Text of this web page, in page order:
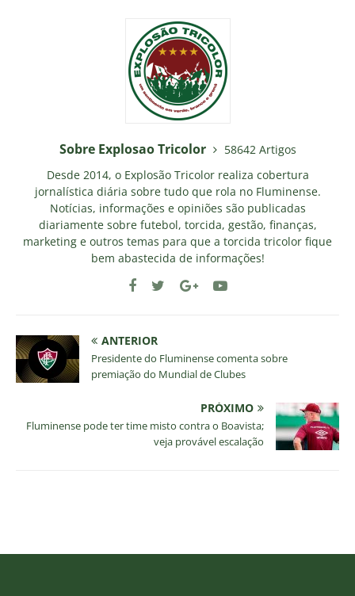
Sobre Explosao Tricolor
58642 Artigos
Desde 2014, o Explosão Tricolor realiza cobertura
jornalística diária sobre tudo que rola no Fluminense.
Notícias, informações e opiniões são publicadas
diariamente sobre futebol, torcida, gestão, finanças,
marketing e outros temas para que a torcida tricolor fique
bem abastecida de informações!
ANTERIOR
Presidente do Fluminense comenta sobre
premiação do Mundial de Clubes
PRÓXIMO
Fluminense pode ter time misto contra o Boavista;
veja provável escalação